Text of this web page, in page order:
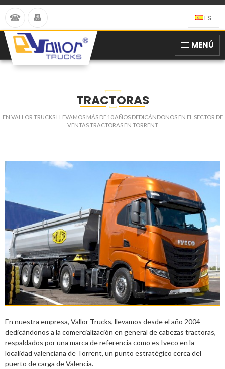
ES
MENÚ
TRACTORAS
EN VALLOR TRUCKS LLEVAMOS MÁS DE 10 AÑOS DEDICÁNDONOS EN EL SECTOR DE
VENTAS TRACTORAS EN TORRENT
En nuestra empresa, Vallor Trucks, llevamos desde el año 2004
dedicándonos a la comercialización en general de cabezas tractoras,
respaldados por una marca de referencia como es Iveco en la
localidad valenciana de Torrent, un punto estratégico cerca del
puerto de carga de Valencia.